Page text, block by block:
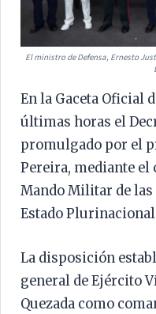
El ministro de Defensa, Ernesto
En la Gaceta Oficial
últimas horas el
promulgado por el
Pereira, mediante
Mando Militar de las
Estado
La disposición
general de Ejército
Quezada como